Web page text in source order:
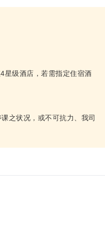
星级酒店，若需指定住宿酒
之状况，或不可抗力、我司